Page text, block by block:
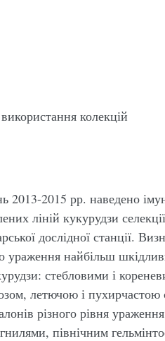
колекцій
2013-2015 рр. наведено
ліній кукурудзи
дослідної станції.
ураження найбільш
стебловими і
летючою і
різного рівня
північним